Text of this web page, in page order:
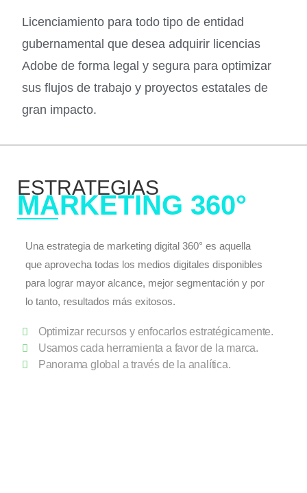
Licenciamiento para todo tipo de entidad
gubernamental que desea adquirir licencias
Adobe de forma legal y segura para optimizar
sus flujos de trabajo y proyectos estatales de
gran impacto.
ESTRATEGIAS​
MARKETING 360°
Una estrategia de marketing digital 360° es aquella
que aprovecha todas los medios digitales disponibles
para lograr mayor alcance, mejor segmentación y por
lo tanto, resultados más exitosos.
Optimizar recursos y enfocarlos estratégicamente.
Usamos cada herramienta a favor de la marca.
Panorama global a través de la analítica.